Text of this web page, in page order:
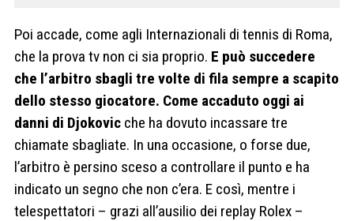
Poi accade, come agli Internazionali di tennis di Roma,
che la prova tv non ci sia proprio. E può succedere
che l’arbitro sbagli tre volte di fila sempre a scapito
dello stesso giocatore. Come accaduto oggi ai
danni di Djokovic che ha dovuto incassare tre
chiamate sbagliate. In una occasione, o forse due,
l’arbitro è persino sceso a controllare il punto e ha
indicato un segno che non c’era. E così, mentre i
telespettatori – grazi all’ausilio dei replay Rolex –